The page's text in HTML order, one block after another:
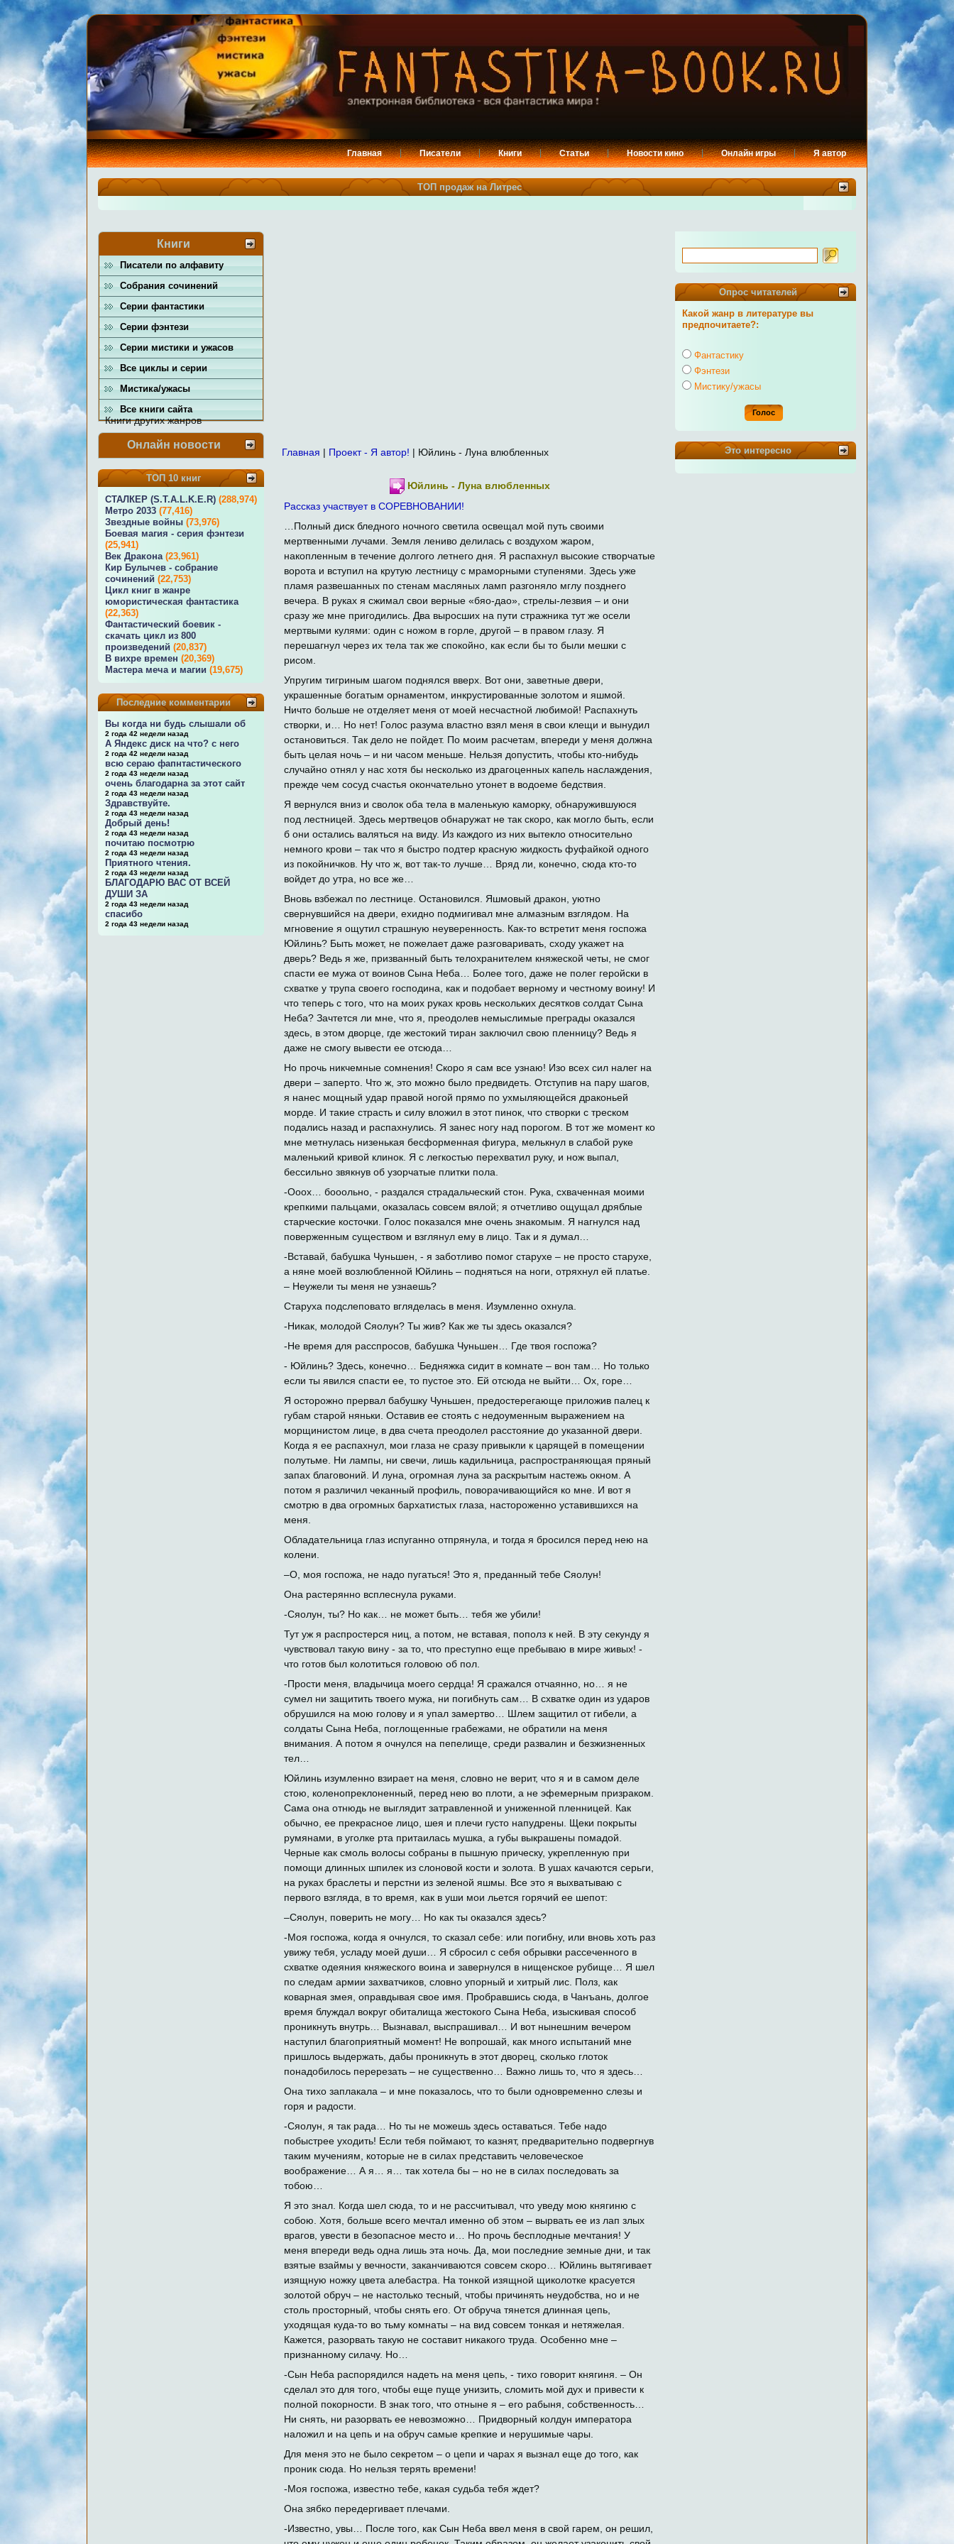
Главная Писатели Книги Статьи Новости кино Онлайн игры Я автор
ТОП продаж на Литрес
Книги
Писатели по алфавиту
Собрания сочинений
Серии фантастики
Серии фэнтези
Серии мистики и ужасов
Все циклы и серии
Мистика/ужасы
Все книги сайта
Книги других жанров
Онлайн новости
ТОП 10 книг
СТАЛКЕР (S.T.A.L.K.E.R) (288,974)
Метро 2033 (77,416)
Звездные войны (73,976)
Боевая магия - серия фэнтези
(25,941)
Век Дракона (23,961)
Кир Булычев - собрание
сочинений (22,753)
Цикл книг в жанре
юмористическая фантастика
(22,363)
Фантастический боевик -
скачать цикл из 800
произведений (20,837)
В вихре времен (20,369)
Мастера меча и магии (19,675)
Последние комментарии
Вы когда ни будь слышали об
2 года 42 недели назад
А Яндекс диск на что? с него
2 года 42 недели назад
всю сераю фапнтастического
2 года 43 недели назад
очень благодарна за этот сайт
2 года 43 недели назад
Здравствуйте.
2 года 43 недели назад
Добрый день!
2 года 43 недели назад
почитаю посмотрю
2 года 43 недели назад
Приятного чтения.
2 года 43 недели назад
БЛАГОДАРЮ ВАС ОТ ВСЕЙ
ДУШИ ЗА
2 года 43 недели назад
спасибо
2 года 43 недели назад
Главная | Проект - Я автор! | Юйлинь - Луна влюбленных
Юйлинь - Луна влюбленных
Рассказ участвует в СОРЕВНОВАНИИ!
…Полный диск бледного ночного светила освещал мой путь своими
мертвенными лучами. Земля лениво делилась с воздухом жаром,
накопленным в течение долгого летнего дня. Я распахнул высокие створчатые
ворота и вступил на крутую лестницу с мраморными ступенями. Здесь уже
пламя развешанных по стенам масляных ламп разгоняло мглу позднего
вечера. В руках я сжимал свои верные «бяо-дао», стрелы-лезвия – и они
сразу же мне пригодились. Два выросших на пути стражника тут же осели
мертвыми кулями: один с ножом в горле, другой – в правом глазу. Я
перешагнул через их тела так же спокойно, как если бы то были мешки с
рисом.
Упругим тигриным шагом поднялся вверх. Вот они, заветные двери,
украшенные богатым орнаментом, инкрустированные золотом и яшмой.
Ничто больше не отделяет меня от моей несчастной любимой! Распахнуть
створки, и… Но нет! Голос разума властно взял меня в свои клещи и вынудил
остановиться. Так дело не пойдет. По моим расчетам, впереди у меня должна
быть целая ночь – и ни часом меньше. Нельзя допустить, чтобы кто-нибудь
случайно отнял у нас хотя бы несколько из драгоценных капель наслаждения,
прежде чем сосуд счастья окончательно утонет в водоеме бедствия.
Я вернулся вниз и сволок оба тела в маленькую каморку, обнаружившуюся
под лестницей. Здесь мертвецов обнаружат не так скоро, как могло быть, если
б они остались валяться на виду. Из каждого из них вытекло относительно
немного крови – так что я быстро подтер красную жидкость фуфайкой одного
из покойничков. Ну что ж, вот так-то лучше… Вряд ли, конечно, сюда кто-то
войдет до утра, но все же…
Вновь взбежал по лестнице. Остановился. Яшмовый дракон, уютно
свернувшийся на двери, ехидно подмигивал мне алмазным взглядом. На
мгновение я ощутил страшную неуверенность. Как-то встретит меня госпожа
Юйлинь? Быть может, не пожелает даже разговаривать, сходу укажет на
дверь? Ведь я же, призванный быть телохранителем княжеской четы, не смог
спасти ее мужа от воинов Сына Неба… Более того, даже не полег геройски в
схватке у трупа своего господина, как и подобает верному и честному воину! И
что теперь с того, что на моих руках кровь нескольких десятков солдат Сына
Неба? Зачтется ли мне, что я, преодолев немыслимые преграды оказался
здесь, в этом дворце, где жестокий тиран заключил свою пленницу? Ведь я
даже не смогу вывести ее отсюда…
Но прочь никчемные сомнения! Скоро я сам все узнаю! Изо всех сил налег на
двери – заперто. Что ж, это можно было предвидеть. Отступив на пару шагов,
я нанес мощный удар правой ногой прямо по ухмыляющейся драконьей
морде. И такие страсть и силу вложил в этот пинок, что створки с треском
подались назад и распахнулись. Я занес ногу над порогом. В тот же момент ко
мне метнулась низенькая бесформенная фигура, мелькнул в слабой руке
маленький кривой клинок. Я с легкостью перехватил руку, и нож выпал,
бессильно звякнув об узорчатые плитки пола.
-Ооох… бооольно, - раздался страдальческий стон. Рука, схваченная моими
крепкими пальцами, оказалась совсем вялой; я отчетливо ощущал дряблые
старческие косточки. Голос показался мне очень знакомым. Я нагнулся над
поверженным существом и взглянул ему в лицо. Так и я думал…
-Вставай, бабушка Чуньшен, - я заботливо помог старухе – не просто старухе,
а няне моей возлюбленной Юйлинь – подняться на ноги, отряхнул ей платье.
– Неужели ты меня не узнаешь?
Старуха подслеповато вгляделась в меня. Изумленно охнула.
-Никак, молодой Сяолун? Ты жив? Как же ты здесь оказался?
-Не время для расспросов, бабушка Чуньшен… Где твоя госпожа?
- Юйлинь? Здесь, конечно… Бедняжка сидит в комнате – вон там… Но только
если ты явился спасти ее, то пустое это. Ей отсюда не выйти… Ох, горе…
Я осторожно прервал бабушку Чуньшен, предостерегающе приложив палец к
губам старой няньки. Оставив ее стоять с недоуменным выражением на
морщинистом лице, в два счета преодолел расстояние до указанной двери.
Когда я ее распахнул, мои глаза не сразу привыкли к царящей в помещении
полутьме. Ни лампы, ни свечи, лишь кадильница, распространяющая пряный
запах благовоний. И луна, огромная луна за раскрытым настежь окном. А
потом я различил чеканный профиль, поворачивающийся ко мне. И вот я
смотрю в два огромных бархатистых глаза, настороженно уставившихся на
меня.
Обладательница глаз испуганно отпрянула, и тогда я бросился перед нею на
колени.
–О, моя госпожа, не надо пугаться! Это я, преданный тебе Сяолун!
Она растерянно всплеснула руками.
-Сяолун, ты? Но как… не может быть… тебя же убили!
Тут уж я распростерся ниц, а потом, не вставая, пополз к ней. В эту секунду я
чувствовал такую вину - за то, что преступно еще пребываю в мире живых! -
что готов был колотиться головою об пол.
-Прости меня, владычица моего сердца! Я сражался отчаянно, но… я не
сумел ни защитить твоего мужа, ни погибнуть сам… В схватке один из ударов
обрушился на мою голову и я упал замертво… Шлем защитил от гибели, а
солдаты Сына Неба, поглощенные грабежами, не обратили на меня
внимания. А потом я очнулся на пепелище, среди развалин и безжизненных
тел…
Юйлинь изумленно взирает на меня, словно не верит, что я и в самом деле
стою, коленопреклоненный, перед нею во плоти, а не эфемерным призраком.
Сама она отнюдь не выглядит затравленной и униженной пленницей. Как
обычно, ее прекрасное лицо, шея и плечи густо напудрены. Щеки покрыты
румянами, в уголке рта притаилась мушка, а губы выкрашены помадой.
Черные как смоль волосы собраны в пышную прическу, укрепленную при
помощи длинных шпилек из слоновой кости и золота. В ушах качаются серьги,
на руках браслеты и перстни из зеленой яшмы. Все это я выхватываю с
первого взгляда, в то время, как в уши мои льется горячий ее шепот:
–Сяолун, поверить не могу… Но как ты оказался здесь?
-Моя госпожа, когда я очнулся, то сказал себе: или погибну, или вновь хоть раз
увижу тебя, усладу моей души… Я сбросил с себя обрывки рассеченного в
схватке одеяния княжеского воина и завернулся в нищенское рубище… Я шел
по следам армии захватчиков, словно упорный и хитрый лис. Полз, как
коварная змея, оправдывая свое имя. Пробравшись сюда, в Чанъань, долгое
время блуждал вокруг обиталища жестокого Сына Неба, изыскивая способ
проникнуть внутрь… Вызнавал, выспрашивал… И вот нынешним вечером
наступил благоприятный момент! Не вопрошай, как много испытаний мне
пришлось выдержать, дабы проникнуть в этот дворец, сколько глоток
понадобилось перерезать – не существенно… Важно лишь то, что я здесь…
Она тихо заплакала – и мне показалось, что то были одновременно слезы и
горя и радости.
-Сяолун, я так рада… Но ты не можешь здесь оставаться. Тебе надо
побыстрее уходить! Если тебя поймают, то казнят, предварительно подвергнув
таким мучениям, которые не в силах представить человеческое
воображение… А я… я… так хотела бы – но не в силах последовать за
тобою…
Я это знал. Когда шел сюда, то и не рассчитывал, что уведу мою княгиню с
собою. Хотя, больше всего мечтал именно об этом – вырвать ее из лап злых
врагов, увести в безопасное место и… Но прочь бесплодные мечтания! У
меня впереди ведь одна лишь эта ночь. Да, мои последние земные дни, и так
взятые взаймы у вечности, заканчиваются совсем скоро… Юйлинь вытягивает
изящную ножку цвета алебастра. На тонкой изящной щиколотке красуется
золотой обруч – не настолько тесный, чтобы причинять неудобства, но и не
столь просторный, чтобы снять его. От обруча тянется длинная цепь,
уходящая куда-то во тьму комнаты – на вид совсем тонкая и нетяжелая.
Кажется, разорвать такую не составит никакого труда. Особенно мне –
признанному силачу. Но…
-Сын Неба распорядился надеть на меня цепь, - тихо говорит княгиня. – Он
сделал это для того, чтобы еще пуще унизить, сломить мой дух и привести к
полной покорности. В знак того, что отныне я – его рабыня, собственность…
Ни снять, ни разорвать ее невозможно… Придворный колдун императора
наложил и на цепь и на обруч самые крепкие и нерушимые чары.
Для меня это не было секретом – о цепи и чарах я вызнал еще до того, как
проник сюда. Но нельзя терять времени!
-Моя госпожа, известно тебе, какая судьба тебя ждет?
Она зябко передергивает плечами.
-Известно, увы… После того, как Сын Неба ввел меня в свой гарем, он решил,
Опрос читателей
Какой жанр в литературе вы
предпочитаете?:
Фантастику
Фэнтези
Мистику/ужасы
Это интересно